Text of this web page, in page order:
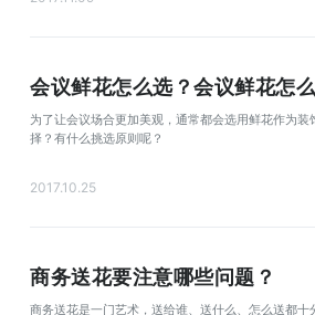
会议鲜花怎么选？会议鲜花怎
为了让会议场合更加美观，通常都会选用鲜花作为
择？有什么挑选原则呢？
2017.10.25
商务送花要注意哪些问题？
商务送花是一门艺术，送给谁、送什么、怎么送都